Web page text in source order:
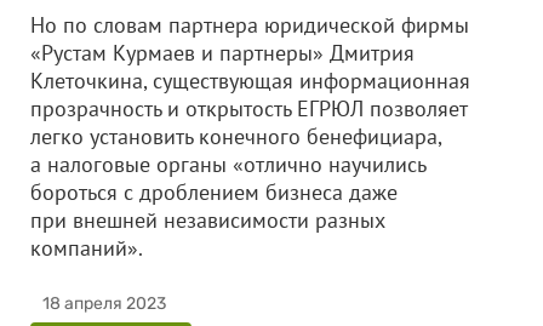
Но по словам партнера юридической фирмы
«Рустам Курмаев и партнеры» Дмитрия
Клеточкина, существующая информационная
прозрачность и открытость ЕГРЮЛ позволяет
легко установить конечного бенефициара,
а налоговые органы «отлично научились
бороться с дроблением бизнеса даже
при внешней независимости разных
компаний».
18 апреля 2023